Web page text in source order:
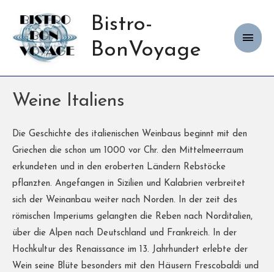
Bistro-
BonVoyage
Weine Italiens
Die Geschichte des italienischen Weinbaus beginnt mit den
Griechen die schon um 1000 vor Chr. den Mittelmeerraum
erkundeten und in den eroberten Ländern Rebstöcke
pflanzten. Angefangen in Sizilien und Kalabrien verbreitet
sich der Weinanbau weiter nach Norden. In der zeit des
römischen Imperiums gelangten die Reben nach Norditalien,
über die Alpen nach Deutschland und Frankreich. In der
Hochkultur des Renaissance im 13. Jahrhundert erlebte der
Wein seine Blüte besonders mit den Häusern Frescobaldi und